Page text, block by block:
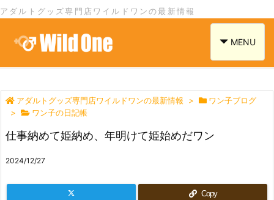
アダルトグッズ専門店ワイルドワンの最新情報
navigation
MENU
アダルトグッズ専門店ワイルドワンの最新情報 >
ワン子ブログ
>
ワン子の日記帳
仕事納めて姫納め、年明けて姫始めだワン
2024/12/27
Copy